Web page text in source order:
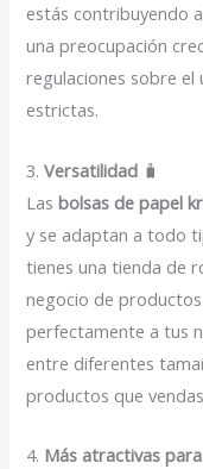
estás contribuyendo
una preocupación
regulaciones sobre el
estrictas.
3.Versatilidad 🧳
Lasbolsas de papel
y se adaptan a todo
tienes una tienda de
negocio de
perfectamente a tus
entre diferentes
productos que
4. Más atractivas